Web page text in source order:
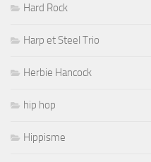
Hard Rock
Harp et Steel Trio
Herbie Hancock
hip hop
Hippisme